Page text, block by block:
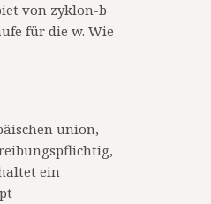
von zyklon-b
für die w. Wie
union,
ein